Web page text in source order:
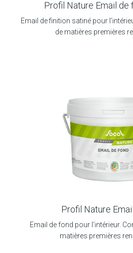
Profil Nature Email de
Email de finition satiné pour
de matières premières
Profil Nature
Email de fond pour l’intérieur.
matières premières